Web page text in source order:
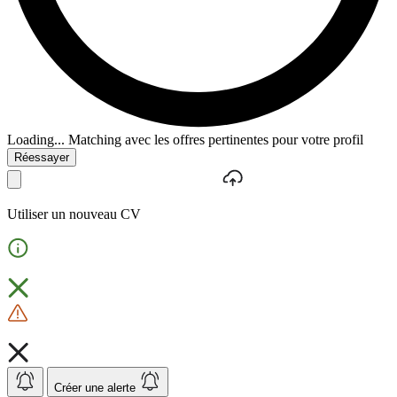
Loading... Matching avec les offres pertinentes pour votre profil
Réessayer
Utiliser un nouveau CV
Créer une alerte